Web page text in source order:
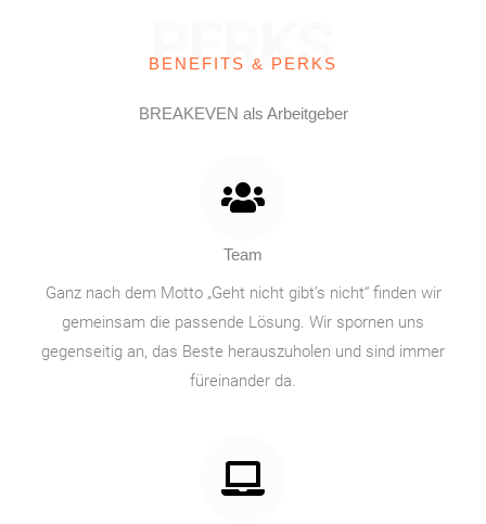
PERKS
BENEFITS & PERKS
BREAKEVEN als Arbeitgeber
Team
Ganz nach dem Motto „Geht nicht gibt’s nicht“ finden wir
gemeinsam die passende Lösung. Wir spornen uns
gegenseitig an, das Beste herauszuholen und sind immer
füreinander da.